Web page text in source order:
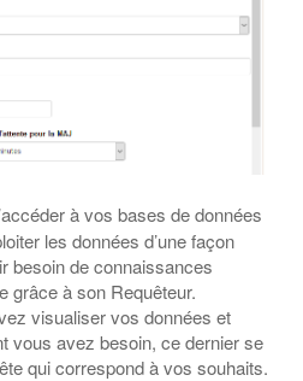
à vos bases de données
les données d’une façon
besoin de connaissances
grâce à son Requêteur.
visualiser vos données et
vous avez besoin, ce dernier se
qui correspond à vos souhaits.